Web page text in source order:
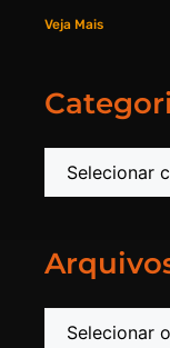
Veja Mais